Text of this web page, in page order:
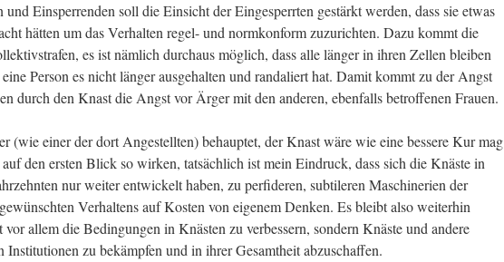
und Einsperrenden soll die Einsicht der Eingesperrten gestärkt werden, dass sie etwas
hätten um das Verhalten regel- und normkonform zuzurichten. Dazu kommt die
es ist nämlich durchaus möglich, dass alle länger in ihren Zellen bleiben
Person es nicht länger ausgehalten und randaliert hat. Damit kommt zu der Angst
durch den Knast die Angst vor Ärger mit den anderen, ebenfalls betroffenen Frauen.
(wie einer der dort Angestellten) behauptet, der Knast wäre wie eine bessere Kur mag
den ersten Blick so wirken, tatsächlich ist mein Eindruck, dass sich die Knäste in
nur weiter entwickelt haben, zu perfideren, subtileren Maschinerien der
Verhaltens auf Kosten von eigenem Denken. Es bleibt also weiterhin
allem die Bedingungen in Knästen zu verbessern, sondern Knäste und andere
Institutionen zu bekämpfen und in ihrer Gesamtheit abzuschaffen.